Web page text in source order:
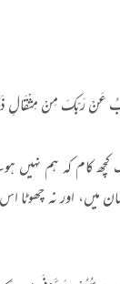
عَنْ رَبِّكَ مِنْ مِثْقَالِ
کچھ کام کہ ہم
اور نہ چھوٹا اس